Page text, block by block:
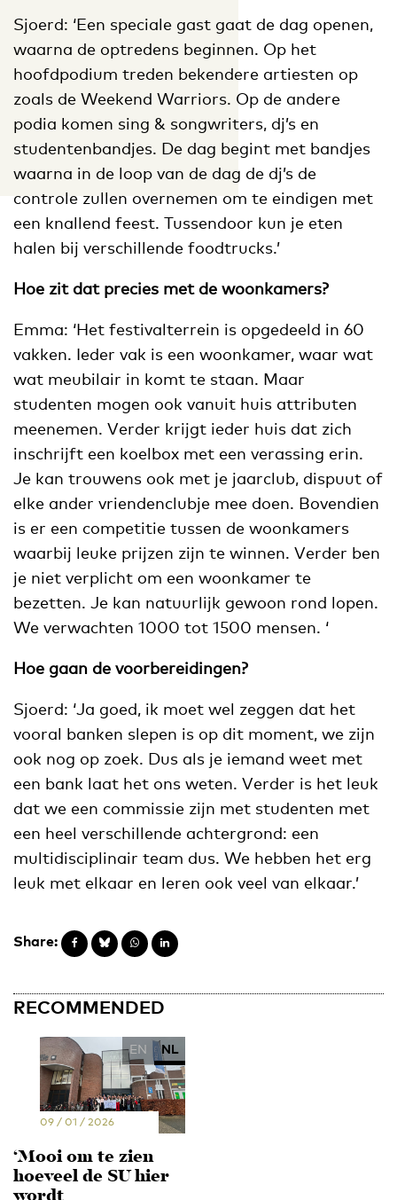
Sjoerd: ‘Een speciale gast gaat de dag openen,
waarna de optredens beginnen. Op het
hoofdpodium treden bekendere artiesten op
zoals de Weekend Warriors. Op de andere
podia komen sing & songwriters, dj’s en
studentenbandjes. De dag begint met bandjes
waarna in de loop van de dag de dj’s de
controle zullen overnemen om te eindigen met
een knallend feest. Tussendoor kun je eten
halen bij verschillende foodtrucks.’
Hoe zit dat precies met de woonkamers?
Emma: ‘Het festivalterrein is opgedeeld in 60
vakken. Ieder vak is een woonkamer, waar wat
wat meubilair in komt te staan. Maar
studenten mogen ook vanuit huis attributen
meenemen. Verder krijgt ieder huis dat zich
inschrijft een koelbox met een verassing erin.
Je kan trouwens ook met je jaarclub, dispuut of
elke ander vriendenclubje mee doen. Bovendien
is er een competitie tussen de woonkamers
waarbij leuke prijzen zijn te winnen. Verder ben
je niet verplicht om een woonkamer te
bezetten. Je kan natuurlijk gewoon rond lopen.
We verwachten 1000 tot 1500 mensen. ‘
Hoe gaan de voorbereidingen?
Sjoerd: ‘Ja goed, ik moet wel zeggen dat het
vooral banken slepen is op dit moment, we zijn
ook nog op zoek. Dus als je iemand weet met
een bank laat het ons weten. Verder is het leuk
dat we een commissie zijn met studenten met
een heel verschillende achtergrond: een
multidisciplinair team dus. We hebben het erg
leuk met elkaar en leren ook veel van elkaar.’
Share:
RECOMMENDED
EN NL
09 / 01 / 2026
‘Mooi om te zien
hoeveel de SU hier